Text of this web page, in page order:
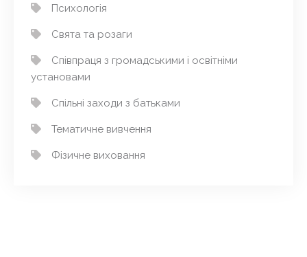
Психологія
Свята та розаги
Співпраця з громадськими і освітніми
установами
Спільні заходи з батьками
Тематичне вивчення
Фізичне виховання